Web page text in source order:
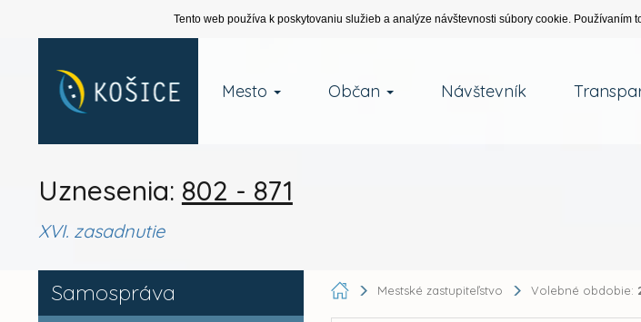
Tento web používa k poskytovaniu služieb a analýze návštevnosti súbory cookie. Používaním
Mesto Občan Návštevník
Uznesenia: 802 - 871
XVI. zasadnutie
Samospráva Mestské zastupiteľstvo Volebné obdobie: